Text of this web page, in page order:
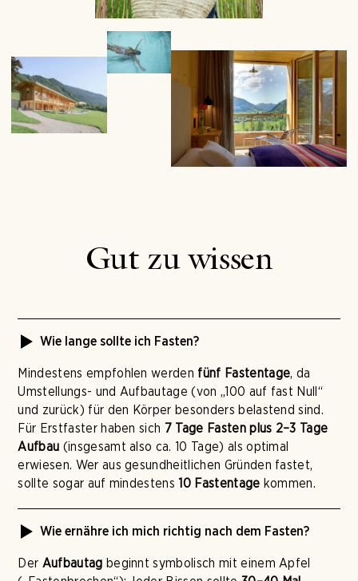
Gut zu wissen
Wie lange sollte ich Fasten?
Mindestens empfohlen werden fünf Fastentage, da
Umstellungs- und Aufbautage (von „100 auf fast Null“
und zurück) für den Körper besonders belastend sind.
Für Erstfaster haben sich 7 Tage Fasten plus 2–3 Tage
Aufbau (insgesamt also ca. 10 Tage) als optimal
erwiesen. Wer aus gesundheitlichen Gründen fastet,
sollte sogar auf mindestens10 Fastentage kommen.
Wie ernähre ich mich richtig nach dem Fasten?
Der Aufbautag beginnt symbolisch mit einem Apfel